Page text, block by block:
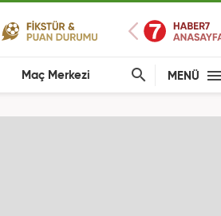
Maç Merkezi MENÜ